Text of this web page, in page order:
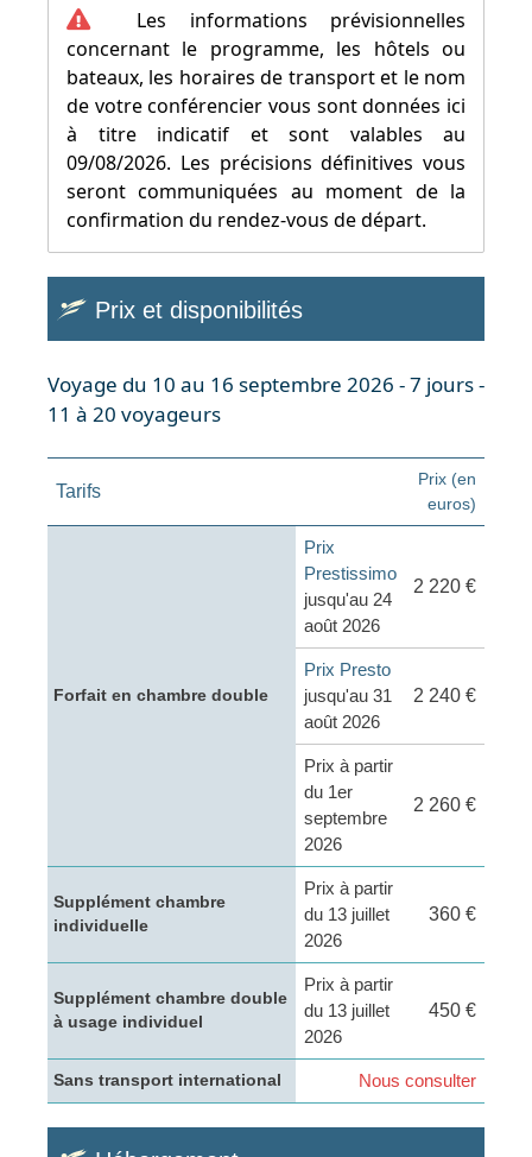
Les informations prévisionnelles
concernant le programme, les hôtels ou
bateaux, les horaires de transport et le nom
de votre conférencier vous sont données ici
à titre indicatif et sont valables au
09/08/2026. Les précisions définitives vous
seront communiquées au moment de la
confirmation du rendez-vous de départ.
Prix et disponibilités
Voyage du 10 au 16 septembre 2026 - 7 jours -
11 à 20 voyageurs
Tarifs
Prix (en
euros)
Forfait en chambre double
Prix
Prestissimo
jusqu'au 24
août 2026
2 220 €
Prix Presto
jusqu'au 31
août 2026
2 240 €
Prix à partir
du 1er
septembre
2026
2 260 €
Supplément chambre
individuelle
Prix à partir
du 13 juillet
2026
360 €
Supplément chambre double
à usage individuel
Prix à partir
du 13 juillet
2026
450 €
Sans transport international Nous consulter